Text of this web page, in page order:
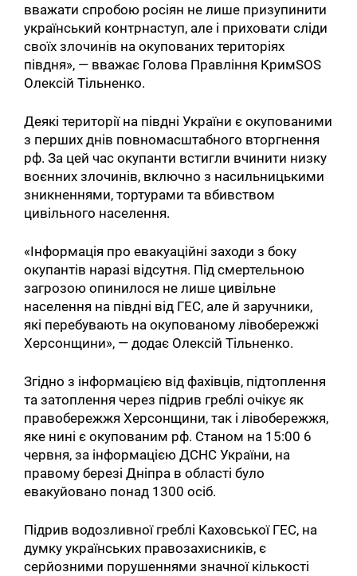
вважати спробою росіян не лише призупинити
український контрнаступ, але і приховати сліди
своїх злочинів на окупованих територіях
півдня», — вважає Голова Правління КримSOS
Олексій Тільненко.
Деякі території на півдні України є окупованими
з перших днів повномасштабного вторгнення
рф. За цей час окупанти встигли вчинити низку
воєнних злочинів, включно з насильницькими
зникненнями, тортурами та вбивством
цивільного населення.
«Інформація про евакуаційні заходи з боку
окупантів наразі відсутня. Під смертельною
загрозою опинилося не лише цивільне
населення на півдні від ГЕС, але й заручники,
які перебувають на окупованому лівобережжі
Херсонщини», — додає Олексій Тільненко.
Згідно з інформацією від фахівців, підтоплення
та затоплення через підрив греблі очікує як
правобережжя Херсонщини, так і лівобережжя,
яке нині є окупованим рф. Станом на 15:00 6
червня, за інформацією ДСНС України, на
правому березі Дніпра в області було
евакуйовано понад 1300 осіб.
Підрив водозливної греблі Каховської ГЕС, на
думку українських правозахисників, є
серйозними порушеннями значної кількості